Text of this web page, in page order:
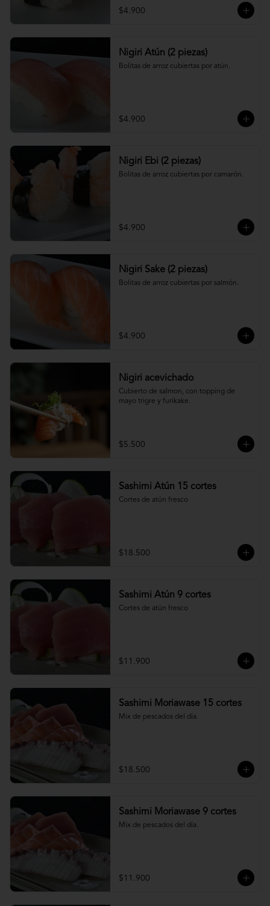
$4.900
Nigiri Atún (2 piezas)
Bolitas de arroz cubiertas por atún.
$4.900
Nigiri Ebi (2 piezas)
Bolitas de arroz cubiertas por camarón.
$4.900
Nigiri Sake (2 piezas)
Bolitas de arroz cubiertas por salmón.
$4.900
Nigiri acevichado
Cubierto de salmon, con topping de
mayo trigre y furikake.
$5.500
Sashimi Atún 15 cortes
Cortes de atún fresco
$18.500
Sashimi Atún 9 cortes
Cortes de atún fresco
$11.900
Sashimi Moriawase 15 cortes
Mix de pescados del día.
$18.500
Sashimi Moriawase 9 cortes
Mix de pescados del día.
$11.900